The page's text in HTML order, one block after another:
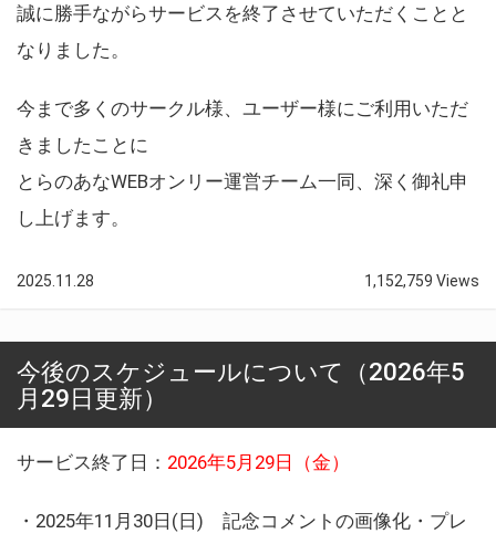
誠に勝手ながらサービスを終了させていただくことと
なりました。
今まで多くのサークル様、ユーザー様にご利用いただ
きましたことに
とらのあなWEBオンリー運営チーム一同、深く御礼申
し上げます。
2025.11.28 1,152,759 Views
今後のスケジュールについて（2026年5
月29日更新）
サービス終了日： 2026年5月29日（金）
・2025年11月30日(日) 記念コメントの画像化・プレ